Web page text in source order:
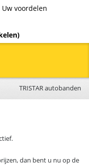
Uw voordelen
TRISTAR autobanden
dan bent u nu op de